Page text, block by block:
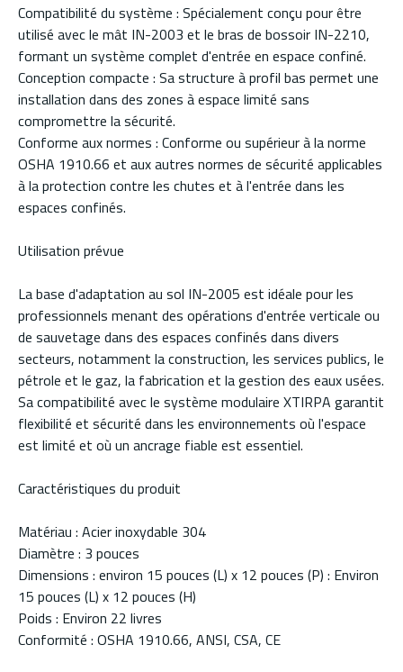
Compatibilité du système : Spécialement conçu pour être
utilisé avec le mât IN-2003 et le bras de bossoir IN-2210,
formant un système complet d'entrée en espace confiné.
Conception compacte : Sa structure à profil bas permet une
installation dans des zones à espace limité sans
compromettre la sécurité.
Conforme aux normes : Conforme ou supérieur à la norme
OSHA 1910.66 et aux autres normes de sécurité applicables
à la protection contre les chutes et à l'entrée dans les
espaces confinés.
Utilisation prévue
La base d'adaptation au sol IN-2005 est idéale pour les
professionnels menant des opérations d'entrée verticale ou
de sauvetage dans des espaces confinés dans divers
secteurs, notamment la construction, les services publics, le
pétrole et le gaz, la fabrication et la gestion des eaux usées.
Sa compatibilité avec le système modulaire XTIRPA garantit
flexibilité et sécurité dans les environnements où l'espace
est limité et où un ancrage fiable est essentiel.
Caractéristiques du produit
Matériau : Acier inoxydable 304
Diamètre : 3 pouces
Dimensions : environ 15 pouces (L) x 12 pouces (P) : Environ
15 pouces (L) x 12 pouces (H)
Poids : Environ 22 livres
Conformité : OSHA 1910.66, ANSI, CSA, CE